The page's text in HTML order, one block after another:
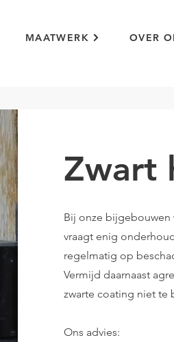
MAATWERK OVER
Zwart
Bij onze bijgebouwen
vraagt enig
regelmatig op
Vermijd daarnaast
zwarte coating niet te
Ons advies: